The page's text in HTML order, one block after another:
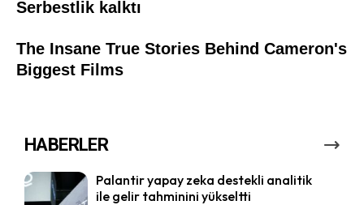
HABERLER
Palantir yapay zeka destekli analitik
ile gelir tahminini yükseltti